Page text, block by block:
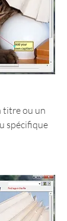
titre ou un
spécifique